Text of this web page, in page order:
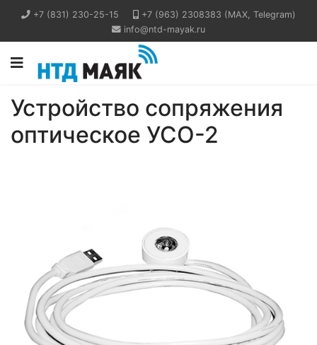
+7 (831) 230-25-15
+7 (963) 2308383 (MAX, Telegram)
info@ntd-mayak.ru
Устройство сопряжения
оптическое УСО-2